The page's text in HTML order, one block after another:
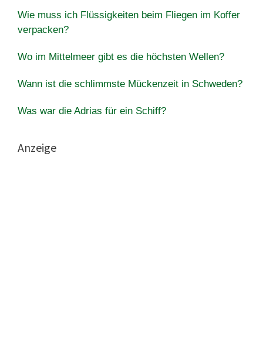
Wie muss ich Flüssigkeiten beim Fliegen im Koffer
verpacken?
Wo im Mittelmeer gibt es die höchsten Wellen?
Wann ist die schlimmste Mückenzeit in Schweden?
Was war die Adrias für ein Schiff?
Anzeige